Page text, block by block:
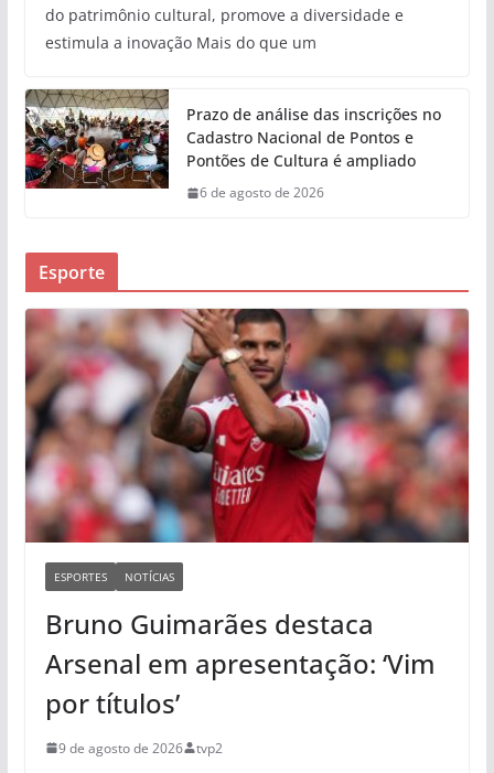
do patrimônio cultural, promove a diversidade e
estimula a inovação Mais do que um
Prazo de análise das inscrições no
Cadastro Nacional de Pontos e
Pontões de Cultura é ampliado
6 de agosto de 2026
Esporte
ESPORTES NOTÍCIAS
Bruno Guimarães destaca
Arsenal em apresentação: ‘Vim
por títulos’
9 de agosto de 2026 tvp2